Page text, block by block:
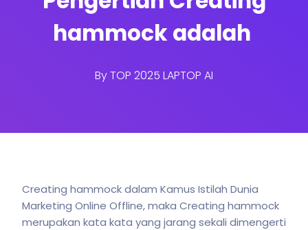
hammock adalah
ByTOP 2025 LAPTOP AI
Creating hammock dalam Kamus Istilah Dunia
Marketing Online Offline, maka Creating hammock
merupakan kata kata yang jarang sekali dimengerti